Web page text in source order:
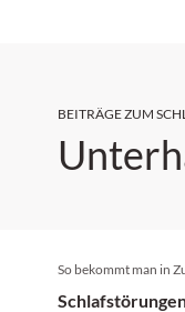
BEITRÄGE ZUM
So bekommt man in